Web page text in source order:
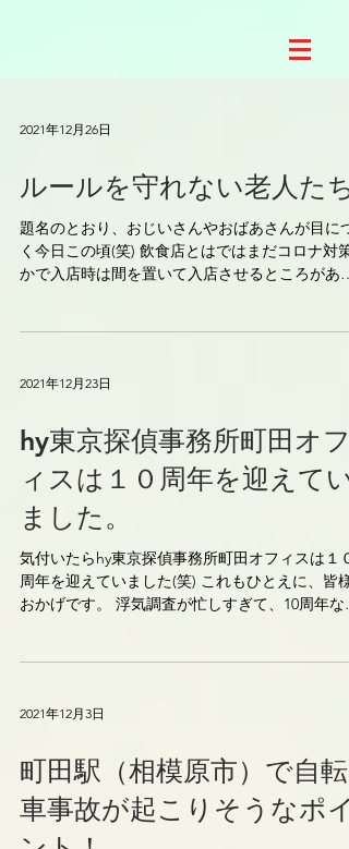
2021年12月26日
ルールを守れない老人たち
題名のとおり、おじいさんやおばあさんが目につ
く今日この頃(笑) 飲食店とはではまだコロナ対策
かで入店時は間を置いて入店させるところがあ
2021年12月23日
hy東京探偵事務所町田オフ
ィスは１０周年を迎えてい
ました。
気付いたらhy東京探偵事務所町田オフィスは１０
周年を迎えていました(笑) これもひとえに、皆様
おかげです。 浮気調査が忙しすぎて、10周年なん
2021年12月3日
町田駅（相模原市）で自転
車事故が起こりそうなポイ